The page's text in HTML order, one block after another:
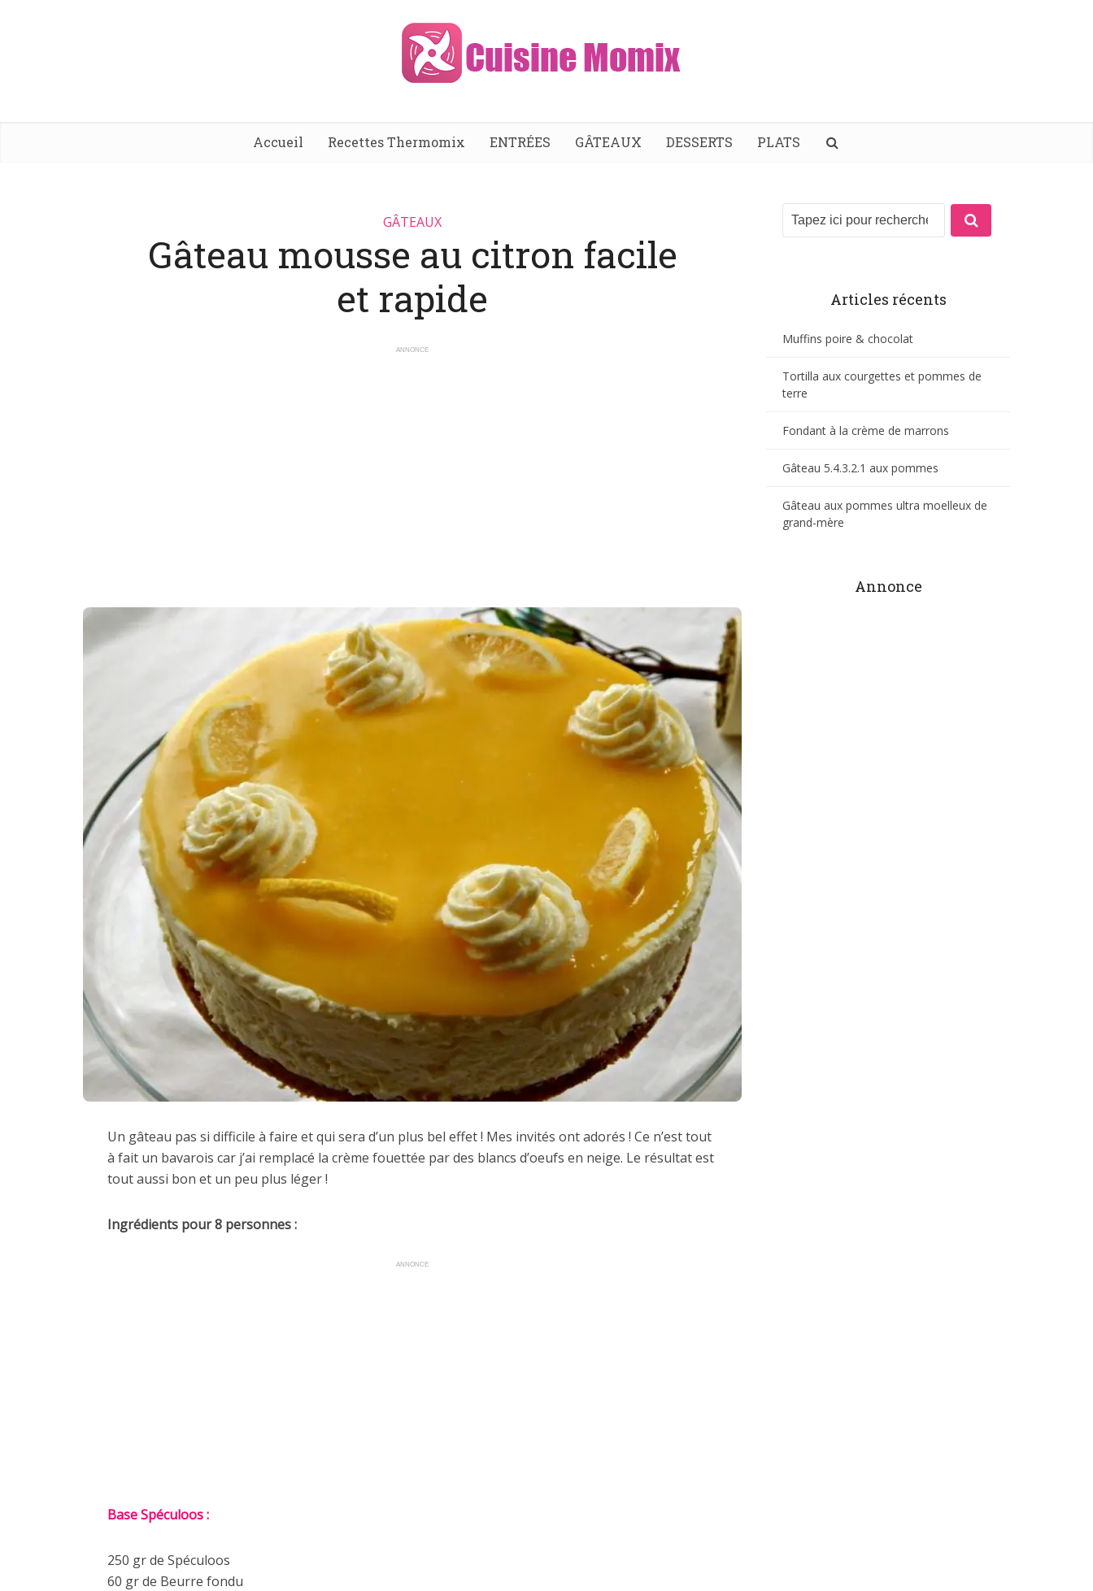
Accueil Recettes Thermomix ENTRÉES GÂTEAUX DESSERTS PLATS
GÂTEAUX
Gâteau mousse au citron facile
et rapide
ANNONCE
Un gâteau pas si difficile à faire et qui sera d’un plus bel effet ! Mes invités ont adorés ! Ce n’est tout
à fait un bavarois car j’ai remplacé la crème fouettée par des blancs d’oeufs en neige. Le résultat est
tout aussi bon et un peu plus léger !
Ingrédients pour 8 personnes :
ANNONCE
Base Spéculoos :
250 gr de Spéculoos
60 gr de Beurre fondu
Articles récents
Muffins poire & chocolat
Tortilla aux courgettes et pommes de
terre
Fondant à la crème de marrons
Gâteau 5.4.3.2.1 aux pommes
Gâteau aux pommes ultra moelleux de
grand-mère
Annonce